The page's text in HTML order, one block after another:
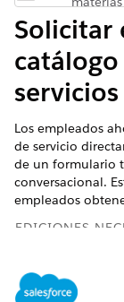
Solicitar
catálogo
Los empleados
de servicio
de un formulario
conversacional.
empleados
EDICIONES
Disponible en: